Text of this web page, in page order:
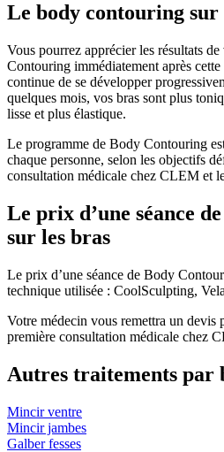
Le body contouring sur
Vous pourrez apprécier les résultats
Contouring immédiatement après
continue de se développer
quelques mois, vos bras sont plus
lisse et plus élastique.
Le programme de Body Contouring
chaque personne, selon les objectifs
consultation médicale chez CLEM et
Le prix d’une séance
sur les bras
Le prix d’une séance de Body
technique utilisée : CoolSculpting,
Votre médecin vous remettra un devis
première consultation médicale chez
Autres traitements par
Mincir ventre
Mincir jambes
Galber fesses